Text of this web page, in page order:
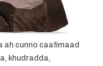
ah cunno caafimaad
khudradda,